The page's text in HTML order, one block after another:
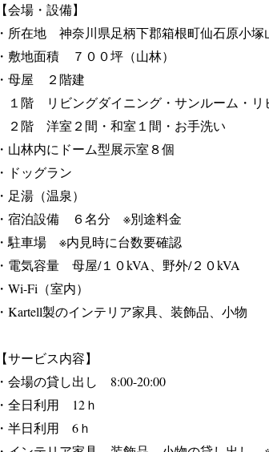
【会場・設備】
・所在地 神奈川県足柄下郡箱根町仙石原小塚
・敷地面積 ７００坪（山林）
・母屋 ２階建
１階 リビングダイニング・サンルーム・リ
２階 洋室２間・和室１間・お手洗い
・山林内にドーム型展示室８個
・ドッグラン
・足湯（温泉）
・宿泊設備 ６名分 ※別途料金
・駐車場 ※内見時に台数要確認
・電気容量 母屋/１０kVA、野外/２０kVA
​・Wi-Fi（室内）
・Kartell製のインテリア家具、装飾品、小物
【サービス内容】
・会場の貸し出し 8:00-20:00
・全日利用 12ｈ
・半日利用 6ｈ